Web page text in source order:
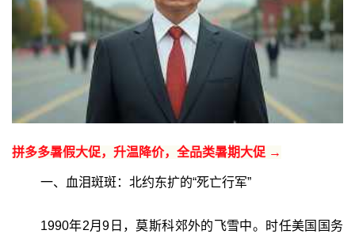
拼多多暑假大促，升温降价，全品类暑期大促 →
一、血泪斑斑：北约东扩的“死亡行军”
1990年2月9日，莫斯科郊外的飞雪中。时任美国国务